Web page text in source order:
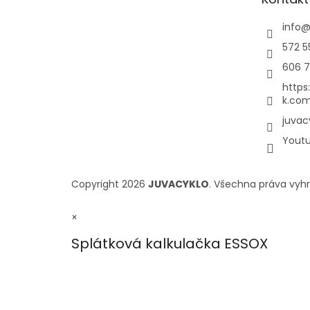
info@
572
606
Copyright 2026 JUVACYKLO. Všechna práva
×
Splátková kalkulačka ESSOX